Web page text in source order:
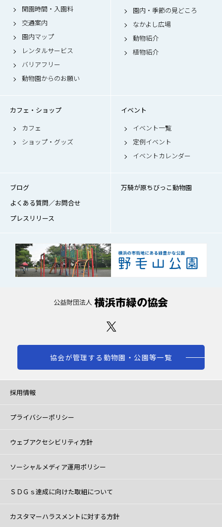
開園時間・入園料
交通案内
園内マップ
レンタルサービス
バリアフリー
動物園からのお願い
園内・季節の見どころ
なかよし広場
動物紹介
植物紹介
カフェ・ショップ
カフェ
ショップ・グッズ
イベント
イベント一覧
定例イベント
イベントカレンダー
ブログ
よくある質問／お問合せ
プレスリリース
万騎が原ちびっこ動物園
協会が管理する動物園・公園等一覧
採用情報
プライバシーポリシー
ウェブアクセシビリティ方針
ソーシャルメディア運用ポリシー
ＳＤＧｓ達成に向けた取組について
カスタマーハラスメントに対する方針